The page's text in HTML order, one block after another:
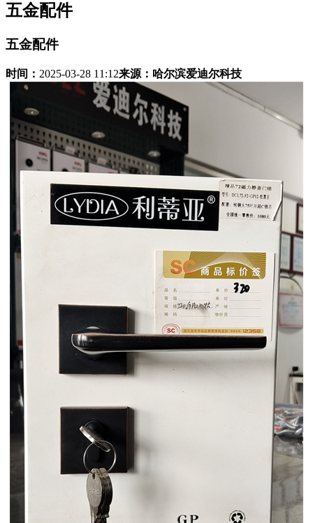
五金配件
五金配件
时间： 2025-03-28 11:12来源： 哈尔滨爱迪尔科技